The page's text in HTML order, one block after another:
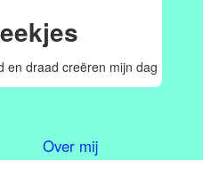
en draad creëren mijn dag
Over mij